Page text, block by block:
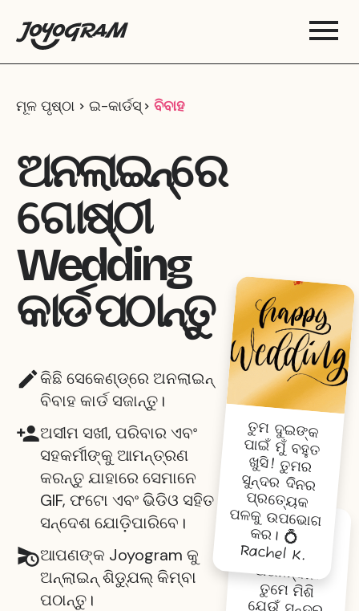
ମୂଳ ପୃଷ୍ଠା ଇ-କାର୍ଡସ୍ ବିବାହ
ଅନଲାଇନ୍‌ରେ
ଗୋଷ୍ଠୀ
Wedding
କାର୍ଡ ପଠାନ୍ତୁ
କିଛି ସେକେଣ୍ଡ୍‌ରେ ଅନଲାଇନ୍
ବିବାହ କାର୍ଡ ସଜାନ୍ତୁ।
ଅସୀମ ସଖୀ, ପରିବାର ଏବଂ
ସହକର୍ମୀଙ୍କୁ ଆମନ୍ତ୍ରଣ
କରନ୍ତୁ ଯାହାରେ ସେମାନେ
GIF, ଫଟୋ ଏବଂ ଭିଡିଓ ସହିତ
ସନ୍ଦେଶ ଯୋଡ଼ିପାରିବେ।
ଆପଣଙ୍କ Joyogram କୁ
ଅନ୍ଲାଇନ୍ ଶିଡ୍ଯୁଲ୍ କିମ୍ବା
ପଠାନ୍ତୁ।
ତୁମ ଦୁଇଙ୍କ
ପାଇଁ ମୁଁ ବହୁତ
ଖୁସି! ତୁମର
ସୁନ୍ଦର ଦିନର
ପ୍ରତ୍ୟେ
କ
ପଳକୁ ଉପଭୋ
ଗ
କର। 💍
Rachel K.
ବିବାହରେ ବନ୍ଧା
ହେବା ପାଇଁ
ଅଭିନନ୍ଦନ!
ତୁମେ ମିଶି
ଯେଉଁ ସୁନ୍ଦର
କାମଗୁଡ଼ିକ
କରିବ,
ସେଗୁଡ଼ିକୁ
ଦେଖିବାକୁ
ଅପେକ୍ଷା